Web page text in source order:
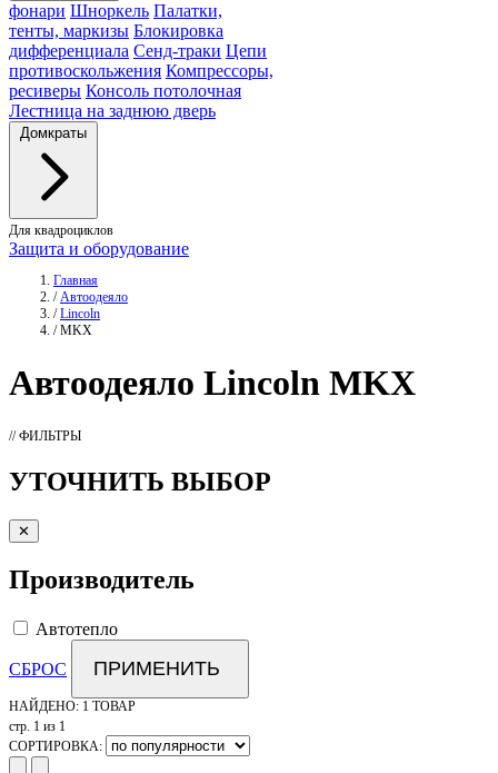
фонари Шноркель Палатки,
тенты, маркизы Блокировка
дифференциала Сенд-траки Цепи
противоскольжения Компрессоры,
ресиверы Консоль потолочная
Лестница на заднюю дверь
Домкраты
Для квадроциклов
Защита и оборудование
Главная
/ Автоодеяло
/ Lincoln
/ MKX
Автоодеяло Lincoln MKX
// ФИЛЬТРЫ
УТОЧНИТЬ ВЫБОР
✕
Производитель
Автотепло
СБРОС ПРИМЕНИТЬ
НАЙДЕНО: 1 ТОВАР
стр. 1 из 1
СОРТИРОВКА: